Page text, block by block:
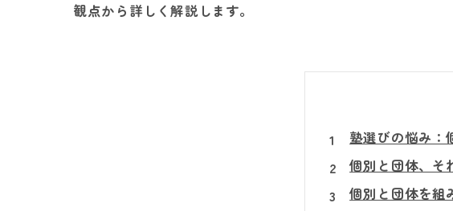
観点から詳しく解説します。
塾選びの悩み：
個別と団体、そ
個別と団体を組